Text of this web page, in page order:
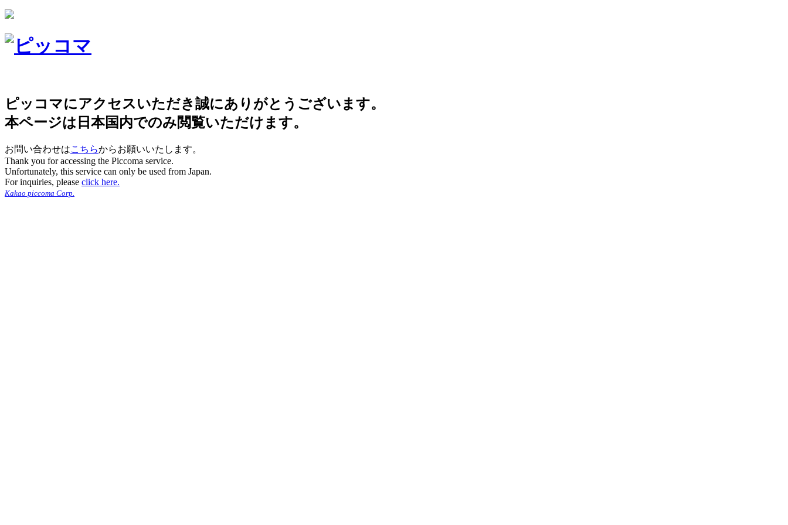
ピッコマにアクセスいただき誠にありがとうございます。
本ページは日本国内でのみ閲覧いただけます。
お問い合わせはこちらからお願いいたします。
Thank you for accessing the Piccoma service.
Unfortunately, this service can only be used from Japan.
For inquiries, please click here.
Kakao piccoma Corp.